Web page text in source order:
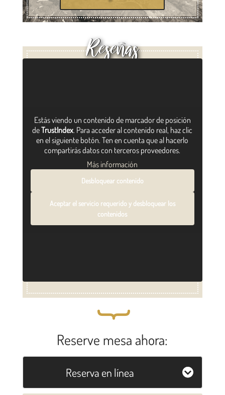
Reseñas
Estás viendo un contenido de marcador de posición
deTrustIndex. Para acceder al contenido real, haz clic
en el siguiente botón. Ten en cuenta que al hacerlo
compartirás datos con terceros proveedores.
Más información
Desbloquear contenido
Aceptar el servicio requerido y desbloquear los
contenidos
{
Reserve mesa ahora:
Reserva en línea